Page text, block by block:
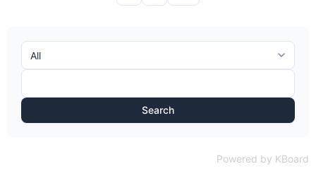
Search
Powered by KBoard